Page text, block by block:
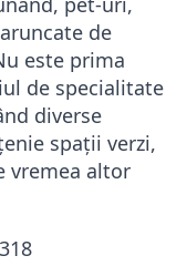
de
este prima
de specialitate
diverse
spații verzi,
vremea altor